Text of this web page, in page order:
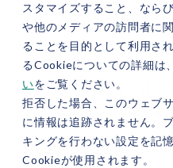
スタマイズすること、なら
や他のメディアの訪問者に
ることを目的として利用さ
るCookieについての詳細は、
いをご覧ください。
拒否した場合、このウェブ
に情報は追跡されません。
キングを行わない設定を記
Cookieが使用されます。
【プレスリリ
手町とバイウ
ジェクト、J-
におけるプロ
完了